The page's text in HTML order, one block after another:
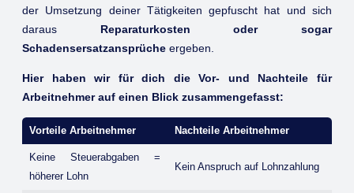
der Umsetzung deiner Tätigkeiten gepfuscht hat und sich
daraus Reparaturkosten oder sogar
Schadensersatzansprüche ergeben.
Hier haben wir für dich die Vor- und Nachteile für
Arbeitnehmer auf einen Blick zusammengefasst:
Vorteile Arbeitnehmer Nachteile Arbeitnehmer
Keine Steuerabgaben =
höherer Lohn
Kein Anspruch auf Lohnzahlung